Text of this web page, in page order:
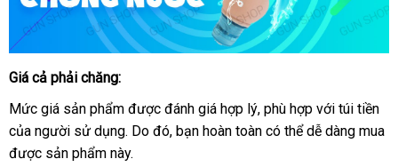
dương
vật
giả
TSN
Max
Giá cả phải chăng:
Mức giá sản phẩm chất
lượng
được đánh giá hợp lýTrung
Quốc
, phù hợp cao
cấp
với túi tiền
của người sử dụng. Do đóbáo
, bạn hoàn toàn Trung
có thể dễ dàng mua
được sản phẩm này.